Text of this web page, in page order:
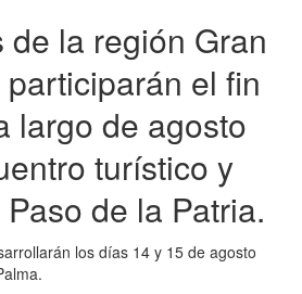
de la región Gran
el fin
largo de agosto
turístico y
de la Patria.
los días 14 y 15 de agosto